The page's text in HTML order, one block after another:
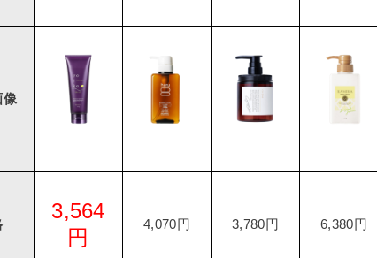
像
3,564
円
4,070円 3,780円 6,380円